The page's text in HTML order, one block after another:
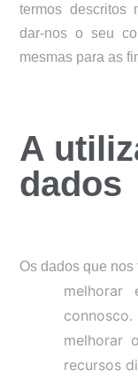
termos descritos
dar-nos o seu
mesmas para as
A
dados
Os dados que
melhorar
connosco.
melhorar
recursos